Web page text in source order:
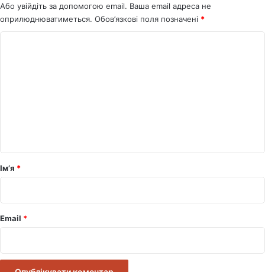
Або увійдіть за допомогою email. Ваша email адреса не
оприлюднюватиметься. Обов’язкові поля позначені *
р
*
Ім’я *
Email *